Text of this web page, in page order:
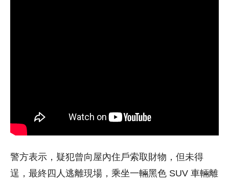
警方表示，疑犯曾向屋內住戶索取財物，但未得
逞，最終四人逃離現場，乘坐一輛黑色 SUV 車輛離